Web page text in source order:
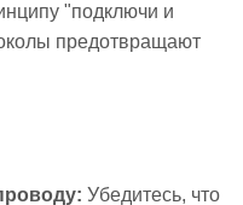
"подключи и
предотвращают
Убедитесь, что